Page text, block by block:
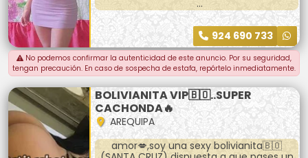
Trato de pareja, caricias, besitos, oral rico
😋, vaginal toda las poses, te va agradae
mi atención.
*SALIDAS.HOTELES* AV DOLORES, ORMEÑO
PILAR, AV INKAS, MARIANO MELGAR,
MIRAFLORES, ETC
*LLEVAR PRESERVATIVO*
924 690 733
No podemos confirmar la autenticidad de este anuncio. Por su seguridad,
tengan precaución. En caso de sospecha de estafa, repórtelo inmediatamente.
BOLIVIANITA VIP🇧🇴..SUPER
CACHONDA🔥
AREQUIPA
amor💋,soy una sexy bolivianita🇧🇴